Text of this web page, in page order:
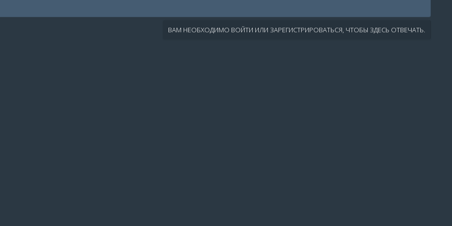
ВАМ НЕОБХОДИМО ВОЙТИ ИЛИ ЗАРЕГИСТРИРОВАТЬСЯ, ЧТОБЫ ЗДЕСЬ ОТВЕЧАТЬ.